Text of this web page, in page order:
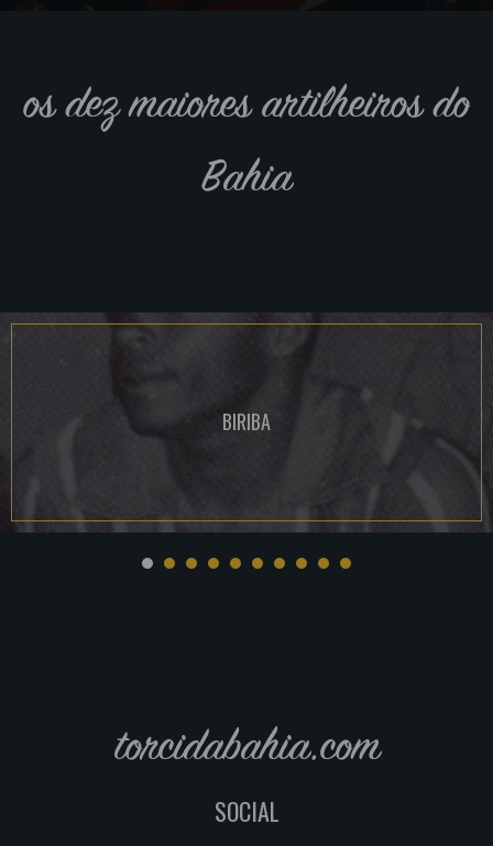
os dez maiores artilheiros do
Bahia
BIRIBA
torcidabahia.com
SOCIAL